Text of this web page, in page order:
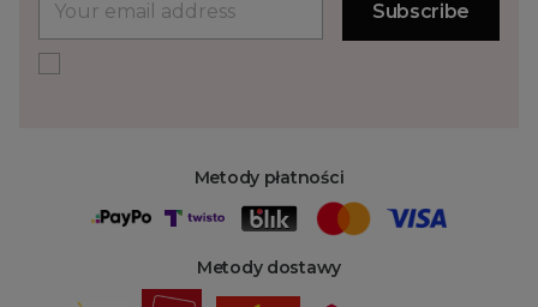
Metody płatności
Metody dostawy